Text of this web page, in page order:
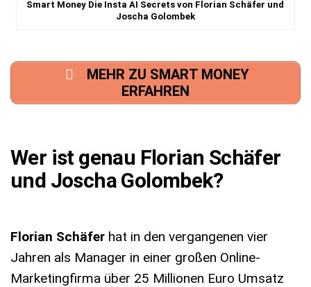
Smart Money Die Insta AI Secrets von Florian Schäfer und
Joscha Golombek
MEHR ZU SMART MONEY
ERFAHREN
Wer ist genau Florian Schäfer
und Joscha Golombek?
Florian Schäfer hat in den vergangenen vier
Jahren als Manager in einer großen Online-
Marketingfirma über 25 Millionen Euro Umsatz